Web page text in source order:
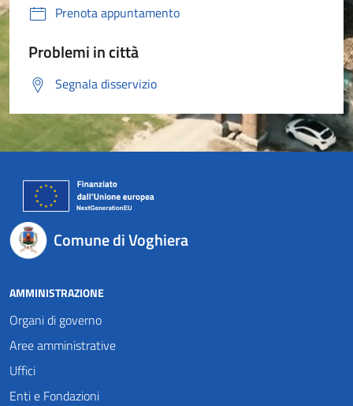
Prenota appuntamento
Problemi in città
Segnala disservizio
Comune di Voghiera
AMMINISTRAZIONE
Organi di governo
Aree amministrative
Uffici
Enti e Fondazioni